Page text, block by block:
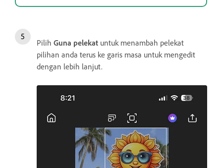
Pilih Guna pelekat untuk menambah pelekat
pilihan anda terus ke garis masa untuk mengedit
dengan lebih lanjut.